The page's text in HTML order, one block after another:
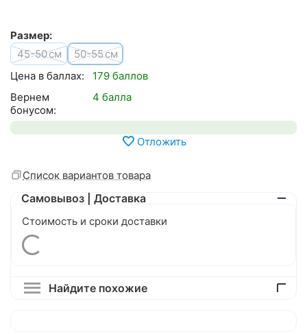
Размер:
45-50см 50-55см
Цена в баллах:
179 баллов
Вернем
бонусом:
4 балла
Отложить
Список вариантов товара
Самовывоз | Доставка
Стоимость и сроки доставки
Найдите похожие